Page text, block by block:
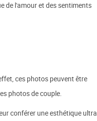
de l'amour et des sentiments
ces photos peuvent être
photos de couple.
conférer une esthétique ultra